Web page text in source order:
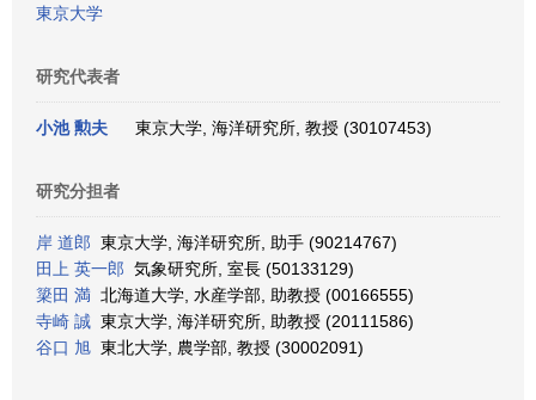
東京大学
研究代表者
小池 勲夫 東京大学, 海洋研究所, 教授 (30107453)
研究分担者
岸 道郎 東京大学, 海洋研究所, 助手 (90214767)
田上 英一郎 気象研究所, 室長 (50133129)
簗田 満 北海道大学, 水産学部, 助教授 (00166555)
寺崎 誠 東京大学, 海洋研究所, 助教授 (20111586)
谷口 旭 東北大学, 農学部, 教授 (30002091)